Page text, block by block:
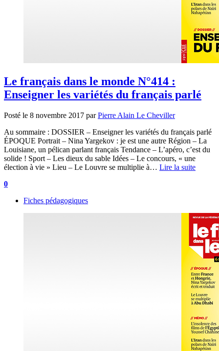
Le français dans le monde N°414 :
Enseigner les variétés du français parlé
Posté le 8 novembre 2017 par Pierre Alain Le Cheviller
Au sommaire : DOSSIER – Enseigner les variétés du français parlé
ÉPOQUE Portrait – Nina Yargekov : je est une autre Région – La
Louisiane, un pélican parlant français Tendance – L’apéro, c’est du
solide ! Sport – Les dieux du sable Idées – Le concours, « une
élection à vie » Lieu – Le Louvre se multiplie à… Lire la suite
0
Fiches pédagogiques